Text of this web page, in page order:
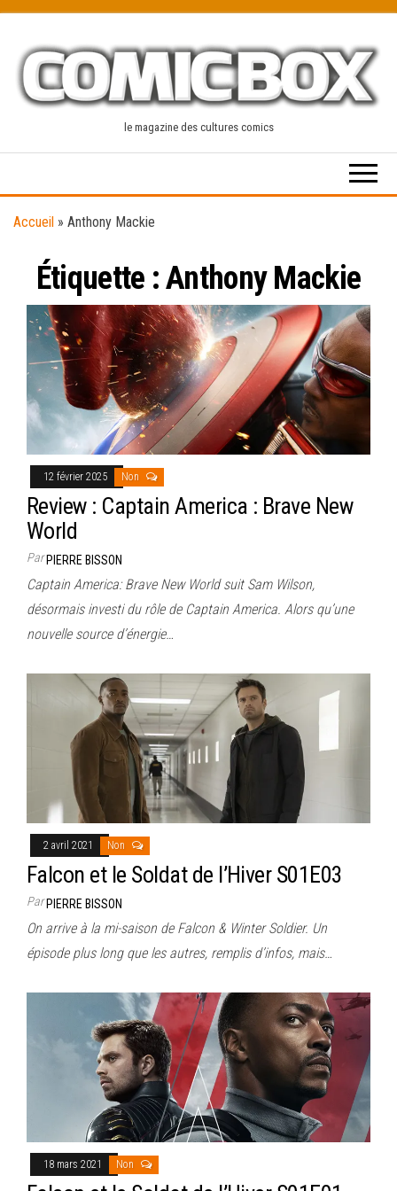
content
le magazine des cultures comics
Accueil » Anthony Mackie
Étiquette :Anthony Mackie
12 février 2025 Non
Review : Captain America : Brave New
World
ParPIERRE BISSON
Captain America: Brave New World suit Sam Wilson,
désormais investi du rôle de Captain America. Alors qu’une
nouvelle source d’énergie…
2 avril 2021 Non
Falcon et le Soldat de l’Hiver S01E03
ParPIERRE BISSON
On arrive à la mi-saison de Falcon & Winter Soldier. Un
épisode plus long que les autres, remplis d’infos, mais…
18 mars 2021 Non